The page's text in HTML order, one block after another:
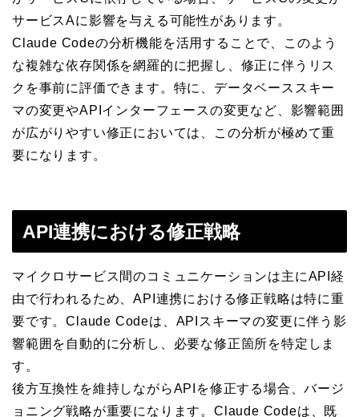
サービスAに影響を与える可能性があります。
Claude Codeの分析機能を活用することで、このよう
な複雑な依存関係を網羅的に把握し、修正に伴うリス
クを事前に評価できます。特に、データベーススキー
マの変更やAPIインターフェースの変更など、影響範囲
が広がりやすい修正においては、この分析が極めて重
要になります。
API連携における修正戦略
マイクロサービス間のコミュニケーションは主にAPI経
由で行われるため、API連携における修正戦略は特に重
要です。Claude Codeは、APIスキーマの変更に伴う影
響範囲を自動的に分析し、必要な修正箇所を特定しま
す。
後方互換性を維持しながらAPIを修正する場合、バージ
ョニング戦略が重要になります。Claude Codeは、既